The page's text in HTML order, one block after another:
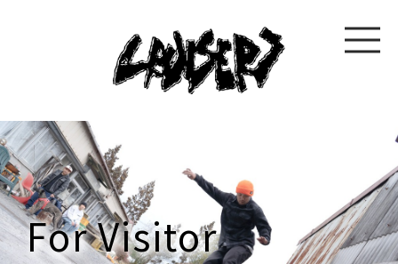
For Visitor